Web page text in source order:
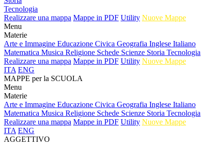
Tecnologia
Realizzare una mappa Mappe in PDF Utility Nuove Mappe
Menu
Materie
Arte e Immagine Educazione Civica Geografia Inglese Italiano
Matematica Musica Religione Schede Scienze Storia Tecnologia
Realizzare una mappa Mappe in PDF Utility Nuove Mappe
ITA ENG
MAPPE per la SCUOLA
Menu
Materie
Arte e Immagine Educazione Civica Geografia Inglese Italiano
Matematica Musica Religione Schede Scienze Storia Tecnologia
Realizzare una mappa Mappe in PDF Utility Nuove Mappe
ITA ENG
AGGETTIVO